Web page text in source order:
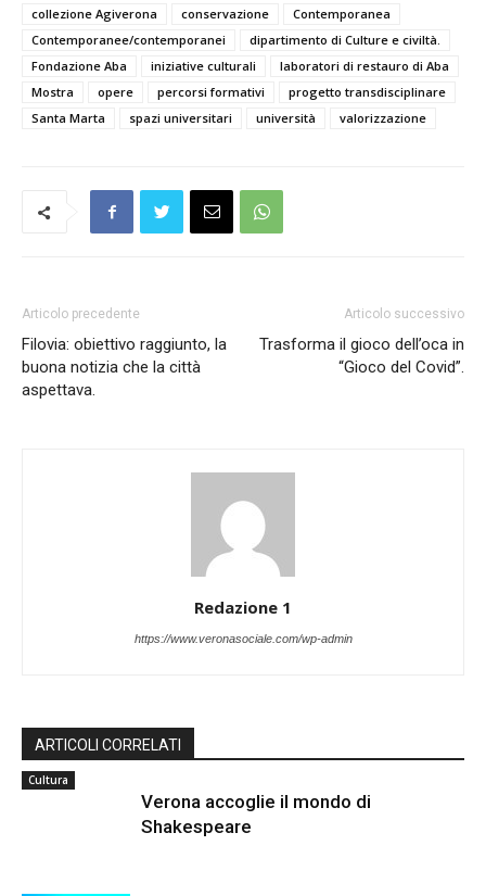
collezione Agiverona
conservazione
Contemporanea
Contemporanee/contemporanei
dipartimento di Culture e civiltà.
Fondazione Aba
iniziative culturali
laboratori di restauro di Aba
Mostra
opere percorsi formativi
progetto transdisciplinare
Santa Marta
spazi universitari università valorizzazione
Articolo precedente
Filovia: obiettivo raggiunto, la
buona notizia che la città
aspettava.
Articolo successivo
Trasforma il gioco dell’oca in
“Gioco del Covid”.
Redazione 1
https://www.veronasociale.com/wp-admin
ARTICOLI CORRELATI
Cultura
Verona accoglie il mondo di
Shakespeare